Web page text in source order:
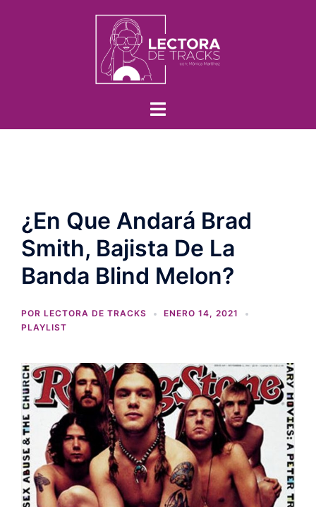
¿En Que Andará Brad
Smith, Bajista De La
Banda Blind Melon?
POR LECTORA DE TRACKS
ENERO 14, 2021
PLAYLIST